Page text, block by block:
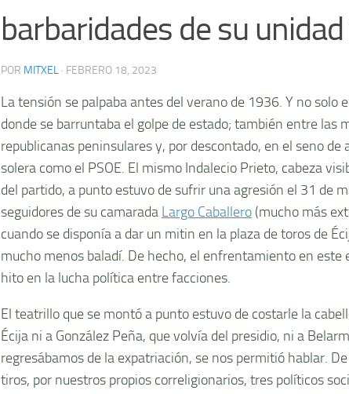
barbaridades de su
POR MITXEL · FEBRERO 18, 2023
La tensión se palpaba antes del verano de 1936. Y no solo
donde se barruntaba el golpe de estado; también entre las
republicanas peninsulares y, por descontado, en el seno de
solera como el PSOE. El mismo Indalecio Prieto, cabeza
del partido, a punto estuvo de sufrir una agresión el 31 de
seguidores de su camarada Largo Caballero (mucho más
cuando se disponía a dar un mitin en la plaza de toros de
mucho menos baladí. De hecho, el enfrentamiento en este
hito en la lucha política entre facciones.
El teatrillo que se montó a punto estuvo de costarle la
Écija ni a González Peña, que volvía del presidio, ni a
regresábamos de la expatriación, se nos permitió hablar.
tiros, por nuestros propios correligionarios, tres políticos